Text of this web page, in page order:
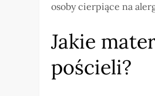
osoby cierpiące na
Jakie
pościeli?